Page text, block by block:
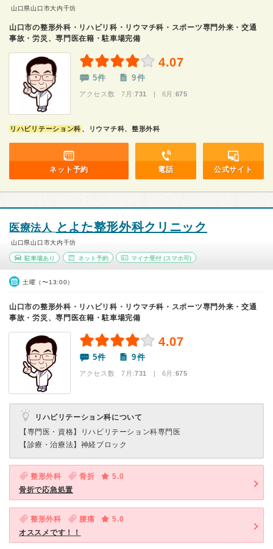
山口県山口市大内千坊
山口市の整形外科・リハビリ科・リウマチ科・スポーツ専門外来・交通
事故・労災、専門医在籍・駐車場完備
4.07
5件 9件
アクセス数 7月:731 | 6月:675
リハビリテーション科 、リウマチ科、整形外科
ネット予約 電話 公式サイト
医療法人 とよた整形外科クリニック
山口県山口市大内千坊
駐車場あり ネット予約 マイナ受付 (スマホ可)
土曜（〜13:00）
山口市の整形外科・リハビリ科・リウマチ科・スポーツ専門外来・交通
事故・労災、専門医在籍・駐車場完備
4.07
5件 9件
アクセス数 7月:731 | 6月:675
リハビリテーション科について
【専門医・資格】
リハビリテーション科専門医
【診療・治療法】 神経ブロック
整形外科 骨折
5.0
骨折で応急処置
整形外科 腰痛
5.0
オススメです！！